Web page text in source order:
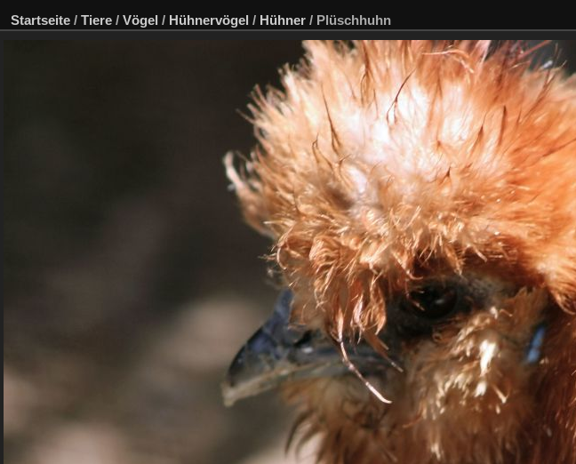
Startseite / Tiere / Vögel / Hühnervögel / Hühner / Plüschhuhn